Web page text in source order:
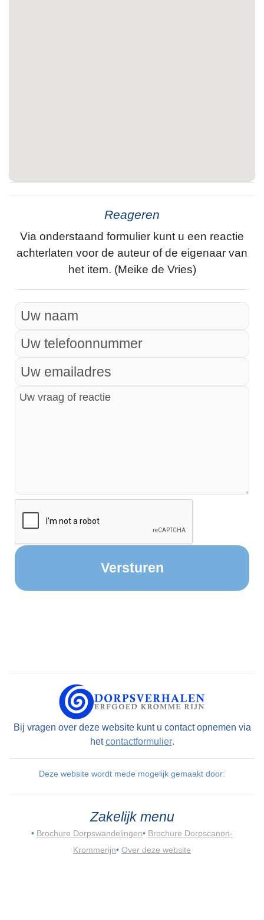
Reageren
Via onderstaand formulier kunt u een reactie
achterlaten voor de auteur of de eigenaar van
het item. (Meike de Vries)
Bij vragen over deze website kunt u contact opnemen via
hetcontactformulier.
Deze website wordt mede mogelijk gemaakt door:
Zakelijk menu
• Brochure Dorpswandelingen• Brochure Dorpscanon-
Krommerijn• Over deze website